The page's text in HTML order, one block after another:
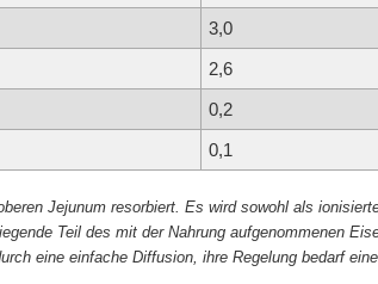
3,0
2,6
0,2
0,1
Jejunum resorbiert. Es wird sowohl als
Teil des mit der Nahrung aufgenommenen
eine einfache Diffusion, ihre Regelung bedarf